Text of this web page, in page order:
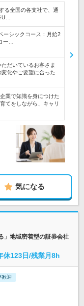
る全国の各支社で、通
ーシックコース：月給2
ー…
だいているお客さま
化やご要望に合った
業で知識を身につけた
てをしながら、キャリ
気になる
」地域密着型の証券会社
休123日/残業月8h
歓迎